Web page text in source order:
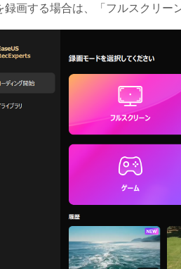
録画する場合は、「フルスクリー